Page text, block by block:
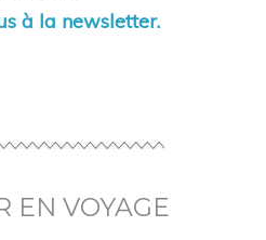
à la newsletter.
EN VOYAGE